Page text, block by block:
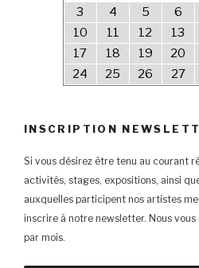
3
4 5 6
10
11 12 13
17
18 19 20
24
25 26 27
INSCRIPTION
Si vous désirez être tenu au courant
activités, stages, expositions, ainsi
auxquelles participent nos artistes
inscrire à notre newsletter. Nous vous
par mois.